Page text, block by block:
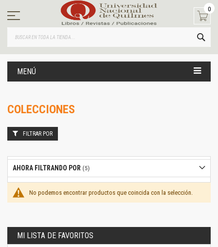
contenido
0
MENÚ
COLECCIONES
No podemos encontrar productos que coincida con la selección.
FILTRAR POR
AHORA FILTRANDO POR
MI LISTA DE FAVORITOS